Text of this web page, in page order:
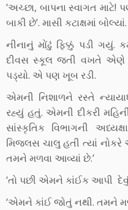
‘અચ્છા, બાપના સ્વાગત
બાકી છે’. માસી કટાક્ષમાં બોલ્યાં.
નીનાનું મોંઢું ફિક્કું પડી
દીવસ સ્કૂલ જતી વખતે એણે
પડ્યો. એ પણ ખૂબ રડી.
એમની નિશાળને રસ્તે
રહ્યું હતું. એમની દીકરી
સાંસ્કૃતિક વિભાગની
મિજલસ ચાલુ હતી ત્યાં
તમને મળવા આવ્યાં છે.’
‘તો પછી એમને કાંઈક આપી
‘એમને કાંઈ જોતું નથી. તમને